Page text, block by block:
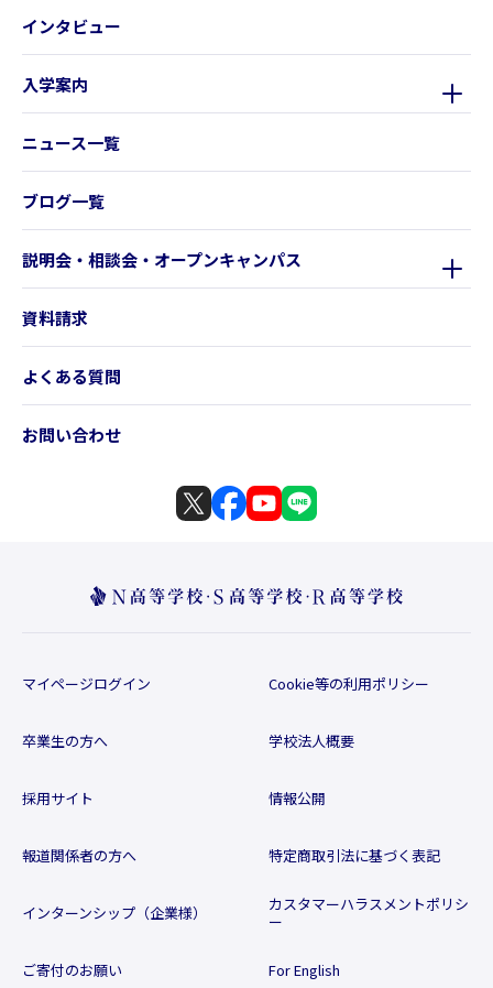
インタビュー
入学案内
ニュース一覧
ブログ一覧
説明会・相談会・オープンキャンパス
資料請求
よくある質問
お問い合わせ
マイページログイン
卒業生の方へ
採用サイト
報道関係者の方へ
インターンシップ（企業様）
ご寄付のお願い
Cookie等の利用ポリシー
学校法人概要
情報公開
特定商取引法に基づく表記
カスタマーハラスメントポリシ
ー
For English